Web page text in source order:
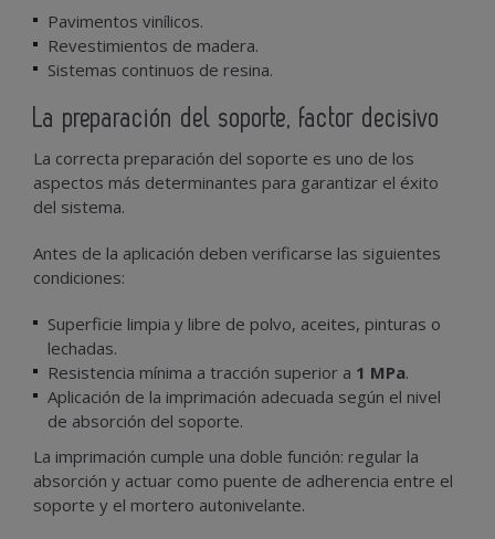
Pavimentos vinílicos.
Revestimientos de madera.
Sistemas continuos de resina.
La preparación del soporte, factor decisivo
La correcta preparación del soporte es uno de los
aspectos más determinantes para garantizar el éxito
del sistema.
Antes de la aplicación deben verificarse las siguientes
condiciones:
Superficie limpia y libre de polvo, aceites, pinturas o
lechadas.
Resistencia mínima a tracción superior a 1 MPa.
Aplicación de la imprimación adecuada según el nivel
de absorción del soporte.
La imprimación cumple una doble función: regular la
absorción y actuar como puente de adherencia entre el
soporte y el mortero autonivelante.